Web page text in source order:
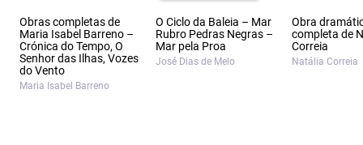
Obras completas de
Maria Isabel Barreno –
Crónica do Tempo, O
Senhor das Ilhas, Vozes
do Vento
Maria Isabel Barreno
O Ciclo da Baleia – Mar
Rubro Pedras Negras –
Mar pela Proa
José Dias de Melo
Obra
completa de
Correia
Natália Correia